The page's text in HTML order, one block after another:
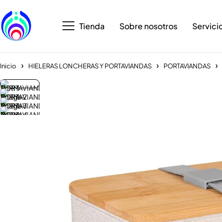
Tienda Sobre nosotros
Inicio HIELERAS LONCHERAS Y PORTAVIANDAS PORTAVIANDAS